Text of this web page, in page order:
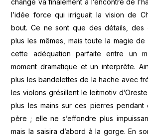
change va finalement à l’encontre de
l’idée force qui irriguait la vision de
bout. Ce ne sont que des détails, des
plus les mêmes, mais toute la magie
cette adéquation parfaite entre un
moment dramatique et un interprète.
plus les bandelettes de la hache avec
les violons grésillent le leitmotiv
plus les mains sur ces pierres pendant
père ; elle ne s’effondre plus
mais la saisira d’abord à la gorge. En